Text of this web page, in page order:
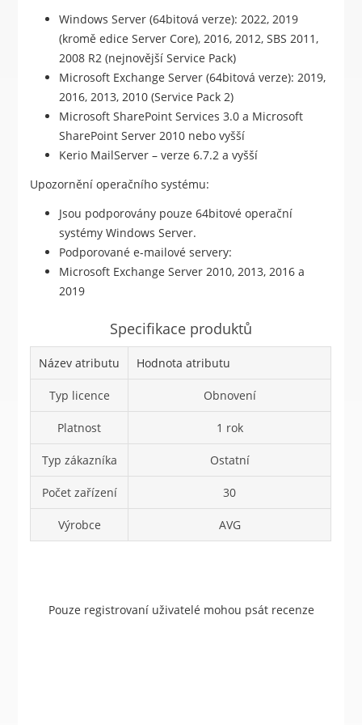
Windows Server (64bitová verze): 2022, 2019
(kromě edice Server Core), 2016, 2012, SBS 2011,
2008 R2 (nejnovější Service Pack)
Microsoft Exchange Server (64bitová verze): 2019,
2016, 2013, 2010 (Service Pack 2)
Microsoft SharePoint Services 3.0 a Microsoft
SharePoint Server 2010 nebo vyšší
Kerio MailServer – verze 6.7.2 a vyšší
Upozornění operačního systému:
Jsou podporovány pouze 64bitové operační
systémy Windows Server.
Podporované e-mailové servery:
Microsoft Exchange Server 2010, 2013, 2016 a
2019
Specifikace produktů
Název atributu Hodnota atributu
Typ licence Obnovení
Platnost 1 rok
Typ zákazníka Ostatní
Počet zařízení 30
Výrobce AVG
Pouze registrovaní uživatelé mohou psát recenze